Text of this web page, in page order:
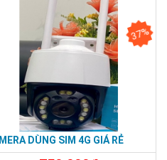
37%
DÙNG SIM 4G GIÁ RẺ